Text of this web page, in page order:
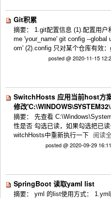
Git积累
摘要： 1.git配置信息 (1).配置用
me 'your_name' git config --global
om' (2).config 只对某个仓库有效
posted @ 2020-11-15
SwitchHosts 应用当前host方
修改
摘要： 先查看
性是否 勾选已读，如果勾选把已
witchHosts中重新执行一下
阅读
posted @ 2020-09-29
SpringBoot 读取yaml list
摘要： yml 的list使用方式：